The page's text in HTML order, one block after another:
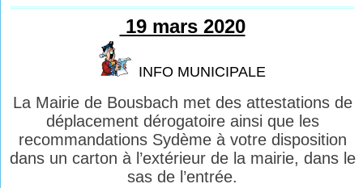
19 mars 2020
INFO MUNICIPALE
La Mairie de Bousbach met des attestations de
déplacement dérogatoire ainsi que les
recommandations Sydème à votre disposition
dans un carton à l’extérieur de la mairie, dans le
sas de l’entrée.